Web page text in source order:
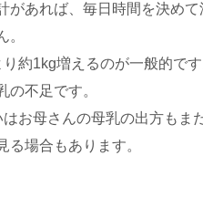
があれば、毎日時間を決め
。
約1kg増えるのが一般的で
の不足です。
お母さんの母乳の出方もま
る場合もあります。